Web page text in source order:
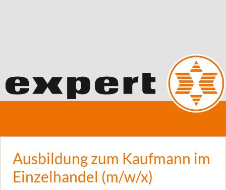
Ausbildung zum Kaufmann im
Einzelhandel (m/w/x)